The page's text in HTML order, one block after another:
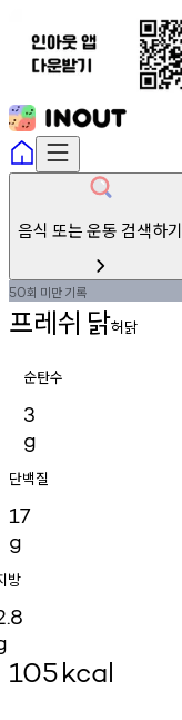
음식 또는 운동 검색하기
50회 미만기록
프레쉬 닭허닭
순탄수
3
g
단백질
17
g
방
105kcal